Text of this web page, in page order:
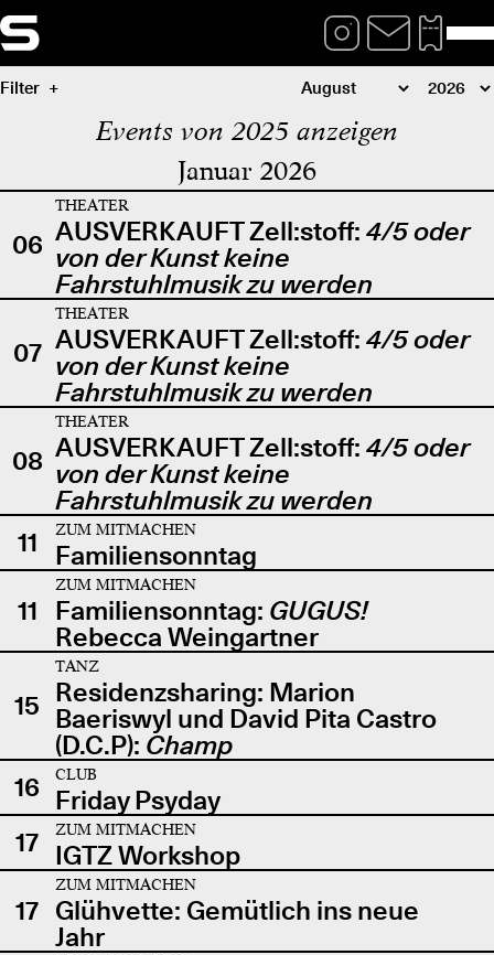
Filter
Events von 2025 anzeigen
Januar 2026
06
THEATER
AUSVERKAUFT Zell:stoff: 4/5 oder
von der Kunst keine
Fahrstuhlmusik zu werden
07
THEATER
AUSVERKAUFT Zell:stoff: 4/5 oder
von der Kunst keine
Fahrstuhlmusik zu werden
08
THEATER
AUSVERKAUFT Zell:stoff: 4/5 oder
von der Kunst keine
Fahrstuhlmusik zu werden
11
ZUM MITMACHEN
Familiensonntag
11
ZUM MITMACHEN
Familiensonntag: GUGUS!
Rebecca Weingartner
15
TANZ
Residenzsharing: Marion
Baeriswyl und David Pita Castro
(D.C.P): Champ
16
CLUB
Friday Psyday
17
ZUM MITMACHEN
IGTZ Workshop
17
ZUM MITMACHEN
Glühvette: Gemütlich ins neue
Jahr